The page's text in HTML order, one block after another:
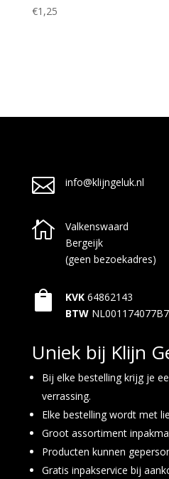
€1,25
 info@klijngeluk.nl

Valkenswaard
Bergeijk
(geen bezoekadres)
 KVK 64862143
BTW
Uniek bij Klijn
Bij elke bestelling krijg je
verrassing.
Elke bestelling wordt met
Groot assortiment
Producten kunnen
Gratis inpakservice bij